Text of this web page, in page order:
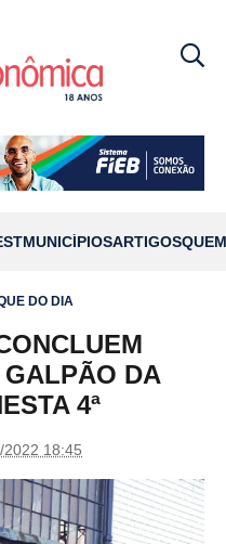
MUNICÍPIOSARTIGOS
DO DIA
DA
4ª
2022 18:45